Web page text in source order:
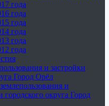
года
года
года
года
года
года
и застройки
Город Орёл
и
городского округа Город